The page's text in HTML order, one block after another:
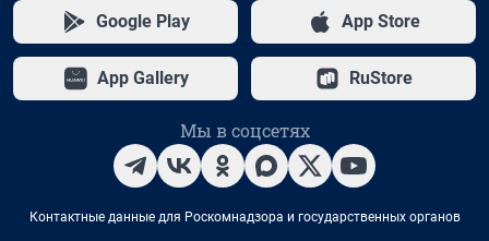
Google Play App Store
App Gallery RuStore
Мы в соцсетях
Контактные данные для Роскомнадзора и государственных органов